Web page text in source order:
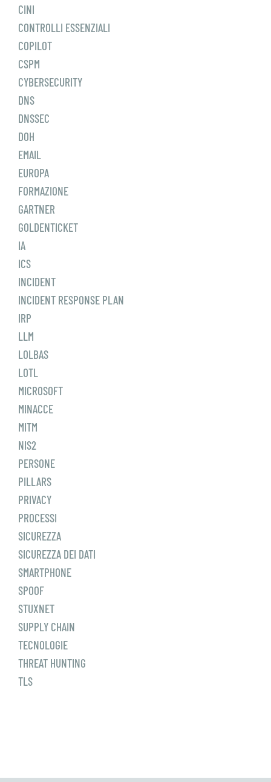
CINI
CONTROLLI ESSENZIALI
COPILOT
CSPM
CYBERSECURITY
DNS
DNSSEC
DOH
EMAIL
EUROPA
FORMAZIONE
GARTNER
GOLDENTICKET
IA
ICS
INCIDENT
INCIDENT RESPONSE PLAN
IRP
LLM
LOLBAS
LOTL
MICROSOFT
MINACCE
MITM
NIS2
PERSONE
PILLARS
PRIVACY
PROCESSI
SICUREZZA
SICUREZZA DEI DATI
SMARTPHONE
SPOOF
STUXNET
SUPPLY CHAIN
TECNOLOGIE
THREAT HUNTING
TLS